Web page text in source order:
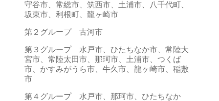
守谷市、常総市、筑西市、土浦市、八千代町、
坂東市、利根町、龍ヶ崎市
第２グループ 古河市
第３グループ 水戸市、ひたちなか市、常陸大
宮市、常陸太田市、那珂市、土浦市、つくば
市、かすみがうら市、牛久市、龍ヶ崎市、稲敷
市
第４グループ 水戸市、那珂市、ひたちなか